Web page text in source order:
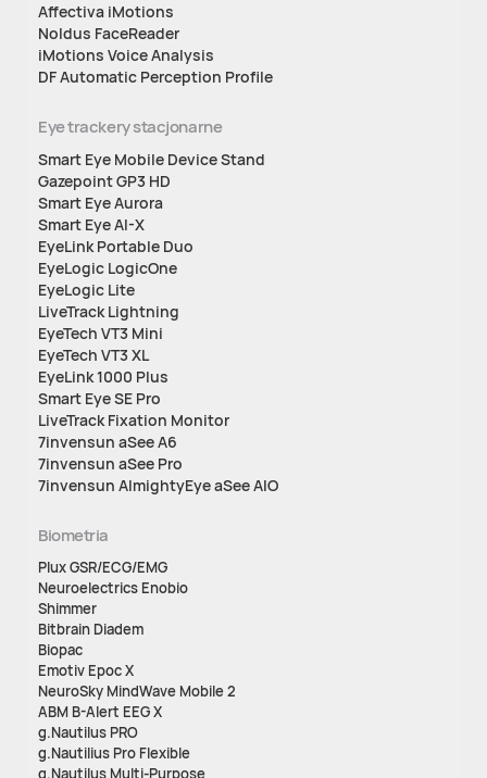
Affectiva iMotions
Noldus FaceReader
iMotions Voice Analysis
DF Automatic Perception Profile
Eye trackery stacjonarne
Smart Eye Mobile Device Stand
Gazepoint GP3 HD
Smart Eye Aurora
Smart Eye AI-X
EyeLink Portable Duo
EyeLogic LogicOne
EyeLogic Lite
LiveTrack Lightning
EyeTech VT3 Mini
EyeTech VT3 XL
EyeLink 1000 Plus
Smart Eye SE Pro
LiveTrack Fixation Monitor
7invensun aSee A6
7invensun aSee Pro
7invensun AlmightyEye aSee AIO
Biometria
Plux GSR/ECG/EMG
Neuroelectrics Enobio
Shimmer
Bitbrain Diadem
Biopac
Emotiv Epoc X
NeuroSky MindWave Mobile 2
ABM B-Alert EEG X
g.Nautilus PRO
g.Nautilius Pro Flexible
g.Nautilus Multi-Purpose